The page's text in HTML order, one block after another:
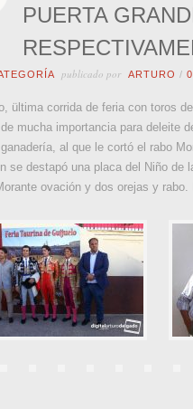
PUERTA
publicado por ARTURO / 0
ültima corrida de feria con toros
mucha importancia para deleite
al que le cortó el rabo
se destapó una placa del Niño de
ovación y dos orejas y